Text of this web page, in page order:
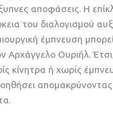
αποφάσεις. Η
του διαλογισμού
έμπνευση
Αρχάγγελο Ουριήλ.
κίνητρα ή χωρίς